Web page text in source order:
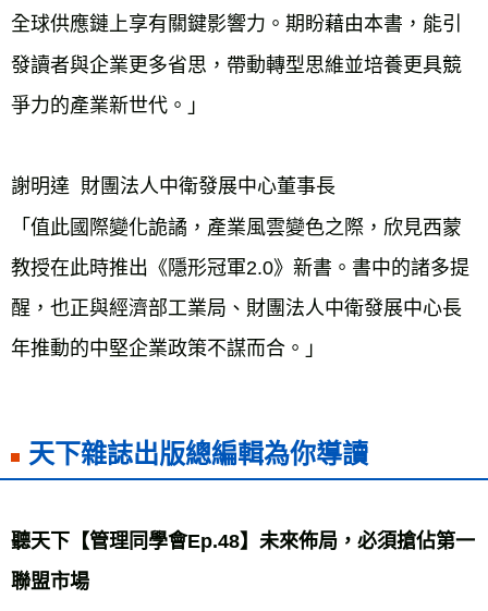
全球供應鏈上享有關鍵影響力。期盼藉由本書，能引
發讀者與企業更多省思，帶動轉型思維並培養更具競
爭力的產業新世代。」
謝明達  財團法人中衛發展中心董事長
「值此國際變化詭譎，產業風雲變色之際，欣見西蒙
教授在此時推出《隱形冠軍2.0》新書。書中的諸多提
醒，也正與經濟部工業局、財團法人中衛發展中心長
天下雜誌出版總編輯為你導讀
聽天下 【管理同學會Ep.48】 未來佈局，必須搶佔第一
聯盟市場